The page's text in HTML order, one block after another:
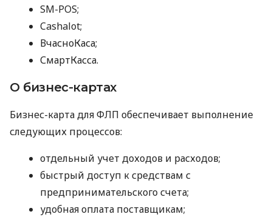
SM-POS;
Cashalot;
ВчасноКаса;
СмартКасса.
О бизнес-картах
Бизнес-карта для ФЛП обеспечивает выполнение
следующих процессов:
отдельный учет доходов и расходов;
быстрый доступ к средствам с
предпринимательского счета;
удобная оплата поставщикам;